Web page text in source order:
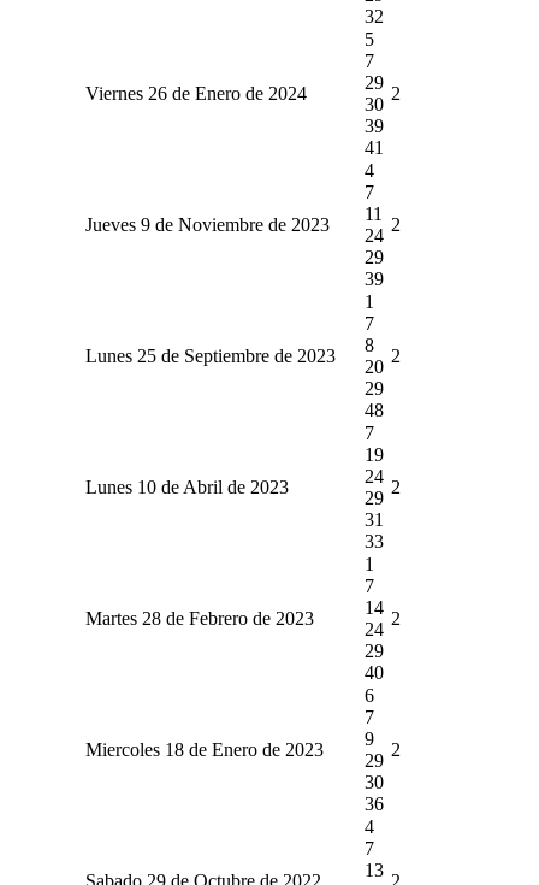
32
Viernes 26 de Enero de 2024
5
7
29
30
39
41
2
Jueves 9 de Noviembre de 2023
4
7
11
24
29
39
2
Lunes 25 de Septiembre de 2023
1
7
8
20
29
48
2
Lunes 10 de Abril de 2023
7
19
24
29
31
33
2
Martes 28 de Febrero de 2023
1
7
14
24
29
40
2
Miercoles 18 de Enero de 2023
6
7
9
29
30
36
2
Sabado 29 de Octubre de 2022
4
7
13
2